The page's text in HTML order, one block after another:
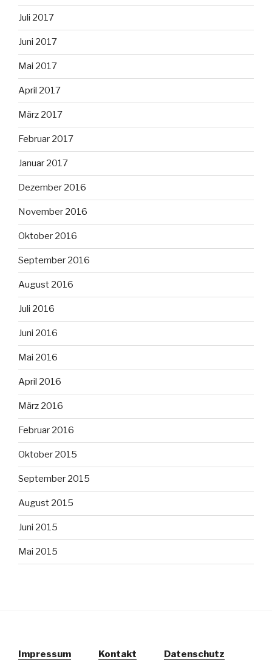
Juli 2017
Juni 2017
Mai 2017
April 2017
März 2017
Februar 2017
Januar 2017
Dezember 2016
November 2016
Oktober 2016
September 2016
August 2016
Juli 2016
Juni 2016
Mai 2016
April 2016
März 2016
Februar 2016
Oktober 2015
September 2015
August 2015
Juni 2015
Mai 2015
Impressum Kontakt Datenschutz